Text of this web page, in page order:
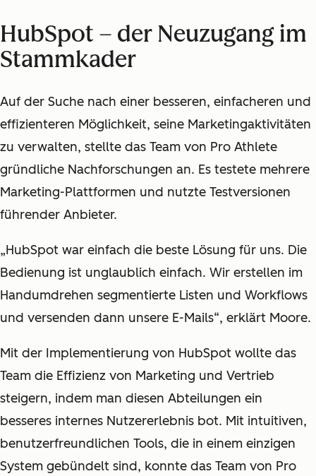
HubSpot – der Neuzugang im
Stammkader
Auf der Suche nach einer besseren, einfacheren und
effizienteren Möglichkeit, seine Marketingaktivitäten
zu verwalten, stellte das Team von Pro Athlete
gründliche Nachforschungen an. Es testete mehrere
Marketing-Plattformen und nutzte Testversionen
führender Anbieter.
„HubSpot war einfach die beste Lösung für uns. Die
Bedienung ist unglaublich einfach. Wir erstellen im
Handumdrehen segmentierte Listen und Workflows
und versenden dann unsere E-Mails“, erklärt Moore.
Mit der Implementierung von HubSpot wollte das
Team die Effizienz von Marketing und Vertrieb
steigern, indem man diesen Abteilungen ein
besseres internes Nutzererlebnis bot. Mit intuitiven,
benutzerfreundlichen Tools, die in einem einzigen
System gebündelt sind, konnte das Team von Pro